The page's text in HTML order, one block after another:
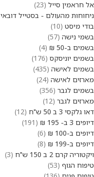
אל חראמין סייל 23
ניחוחות מהעולם - בסטייל דובאי
בודי מיסט 10
בשמי נישה 57
בשמים ב-50 ₪
4
בשמים יוניסקס 176
בשמים לאישה 435
מארזים לאישה 24
בשמים לגבר 356
מארזים לגבר 12
דאו גלקסי 3 ב 50 ש"ח
12
דיופים 3 ב- 195 ₪
191
דיופים ב-100 ₪
6
דיופים ב-199 ₪
8
ויקטוריה קרם 2 ב 150 ש"ח
3
טיפוח הגוף 53